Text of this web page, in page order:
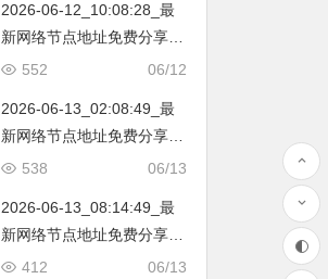
韩国|新加坡|台湾|马来西亚|
…
2026-06-12_10:08:28_最
新网络节点地址免费分享…
不定期更新…开放免费分享
韩国|新加坡|台湾|马来西亚|
…
06/12
552
2026-06-13_02:08:49_最
新网络节点地址免费分享…
不定期更新…开放免费分享
韩国|新加坡|台湾|马来西亚|
…
06/13
538
2026-06-13_08:14:49_最
新网络节点地址免费分享…
不定期更新…开放免费分享
06/13
412